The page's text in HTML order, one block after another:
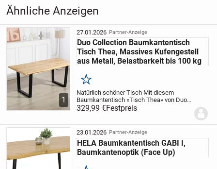
Ähnliche Anzeigen
1
27.01.2026 Partner-Anzeige
Duo Collection Baumkantentisch
Tisch Thea, Massives Kufengestell
aus Metall, Belastbarkeit bis 100 kg
Merken
Natürlich schöner Tisch Mit diesem
Baumkantentisch «Tisch Thea» von Duo
Collection hast du einen ganz besonderen
Tisch, der eine natürliche Atmosphäre in
in...
329,99 €Festpreis
23.01.2026 Partner-Anzeige
HELA Baumkantentisch GABI I,
Baumkantenoptik (Face Up)
Aufrufe dieser
Anzeige
Kategorie Haus & Garten›Möbel
Küchentische